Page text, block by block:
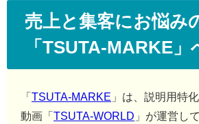
売上と集客にお悩み
「TSUTA-MARKE」
「 TSUTA-MARKE 」は、説明用特
動画「 TSUTA-WORLD 」が運営し